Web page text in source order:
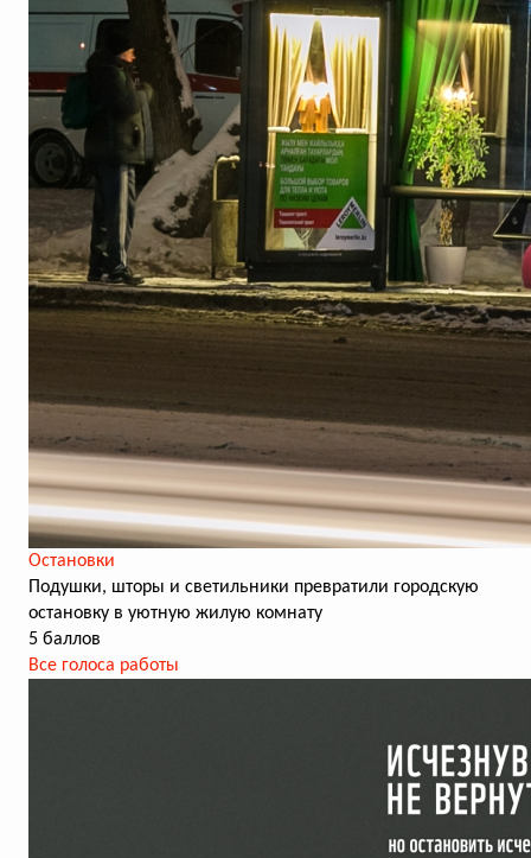
Остановки
Подушки, шторы и светильники превратили городскую
остановку в уютную жилую комнату
5 баллов
Все голоса работы